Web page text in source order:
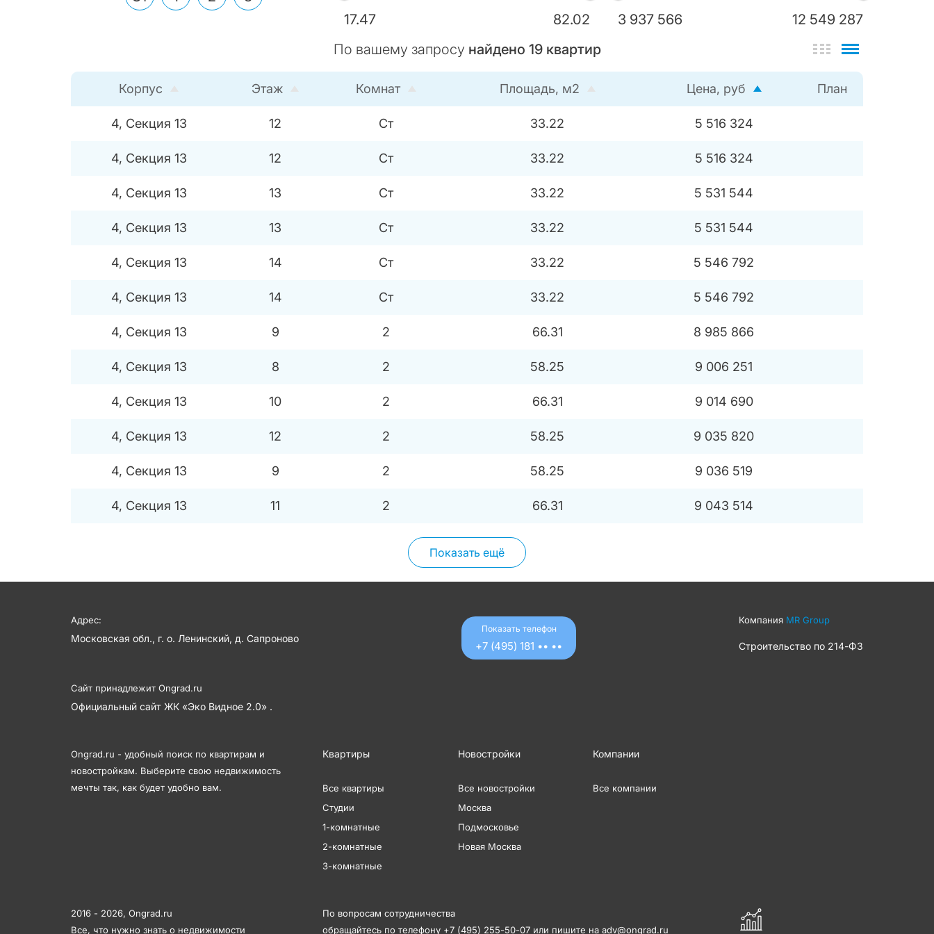
17.47 82.02 3 937 566
12 549 287
По вашему запросу найдено 19квартир
Корпус Этаж Комнат Площадь, м2 Цена, руб План
4, Секция 13 12 Ст 33.22 5 516 324
4, Секция 13 12 Ст 33.22 5 516 324
4, Секция 13 13 Ст 33.22 5 531 544
4, Секция 13 13 Ст 33.22 5 531 544
4, Секция 13 14 Ст 33.22 5 546 792
4, Секция 13 14 Ст 33.22 5 546 792
4, Секция 13 9 2 66.31 8 985 866
4, Секция 13 8 2 58.25 9 006 251
4, Секция 13 10 2 66.31 9 014 690
4, Секция 13 12 2 58.25 9 035 820
4, Секция 13 9 2 58.25 9 036 519
4, Секция 13 11 2 66.31 9 043 514
Показать ещё
Адрес:
Московская обл., г. о. Ленинский, д. Сапроново
Показать телефон
+7 (495) 181 •• ••
Компания MR Group
Строительство по 214-ФЗ
Сайт принадлежит Ongrad.ru
Официальный сайт ЖК «Эко Видное 2.0» .
Ongrad.ru - удобный поиск по квартирам и
новостройкам. Выберите свою недвижимость
мечты так, как будет удобно вам.
Квартиры
Все квартиры
Студии
1-комнатные
2-комнатные
3-комнатные
Новостройки
Все новостройки
Москва
Подмосковье
Новая Москва
Компании
Все компании
2016 - 2026, Ongrad.ru
Все, что нужно знать о недвижимости
По вопросам сотрудничества
обращайтесь по телефону +7 (495) 255-50-07 или пишите на adv@ongrad.ru